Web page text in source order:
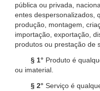
pública ou privada,
entes despersonalizados,
produção, montagem,
importação, exportação,
produtos ou prestação de
§ 1° Produto é
ou imaterial.
§ 2° Serviço é